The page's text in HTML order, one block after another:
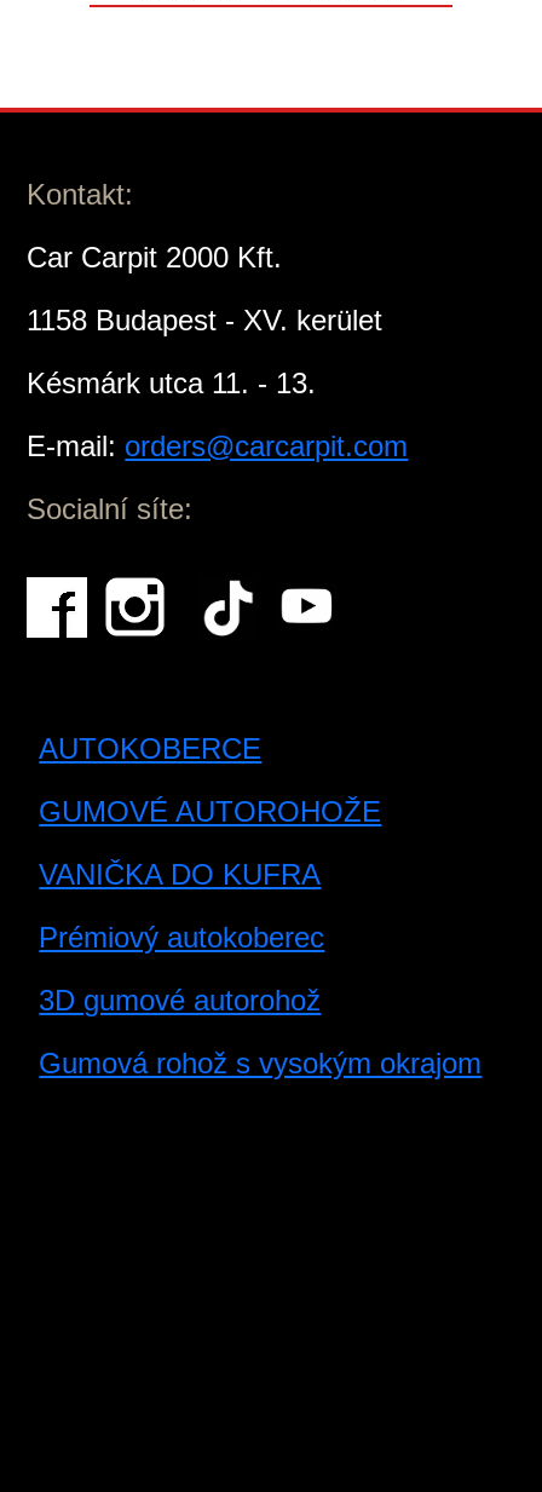
Kontakt:
Car Carpit 2000 Kft.
1158 Budapest - XV. kerület
Késmárk utca 11. - 13.
E-mail: orders@carcarpit.com
Socialní síte:
AUTOKOBERCE
GUMOVÉ AUTOROHOŽE
VANIČKA DO KUFRA
Prémiový autokoberec
3D gumové autorohož
Gumová rohož s vysokým okrajom